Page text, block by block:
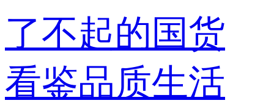
了不起的国货
看鉴品质生活